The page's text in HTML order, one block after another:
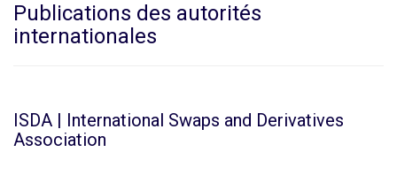
Publications des autorités
internationales
ISDA | International Swaps and Derivatives
Association